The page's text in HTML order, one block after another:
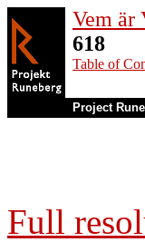
Vem är
618
Table of
Project
Full